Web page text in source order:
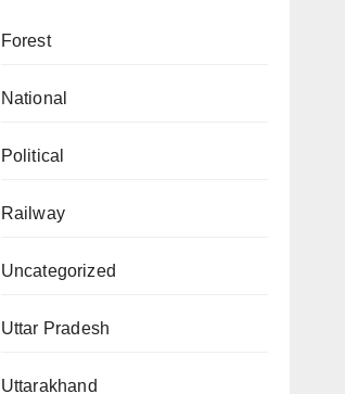
Forest
National
Political
Railway
Uncategorized
Uttar Pradesh
Uttarakhand